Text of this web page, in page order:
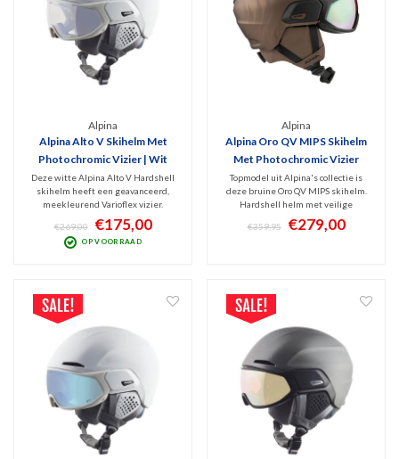
Alpina
Alpina Alto V Skihelm Met
Photochromic Vizier | Wit
Deze witte Alpina Alto V Hardshell
skihelm heeft een geavanceerd,
meekleurend Varioflex vizier.
Topkwaliteit in comfort, bescherming
en ventilatie. Perfect zicht door het
Photochromic vizier (Categorie 1-2)
€269,00 €175,00
OP VOORRAAD
Alpina
Alpina Oro QV MIPS Skihelm
Met Photochromic Vizier
2025 | Bruin
Topmodel uit Alpina's collectie is
deze bruine Oro QV MIPS skihelm.
Hardshell helm met veilige
bescherming mede door het MIPS
systeem. Hij heeft een
€359,95 €279,00